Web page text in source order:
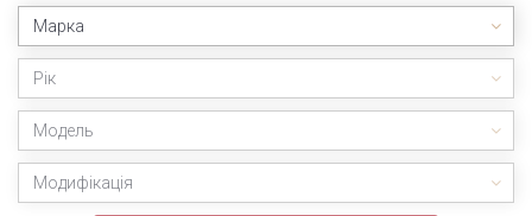
Марка
Рік
Модель
Модифікація